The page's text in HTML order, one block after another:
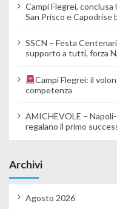
Campi Flegrei, conclusa
San Prisco e
SSCN – Festa
supporto a tutti, forza
Campi Flegrei: il
competenza
AMICHEVOLE –
regalano il primo
Archivi
Agosto 2026